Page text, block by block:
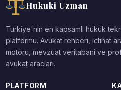
Hukuki Uzman
Turkiye'nin en kapsamli hukuk
platformu. Avukat rehberi, ictihat
motoru, mevzuat veritabani ve
avukat araclari.
PLATFORM